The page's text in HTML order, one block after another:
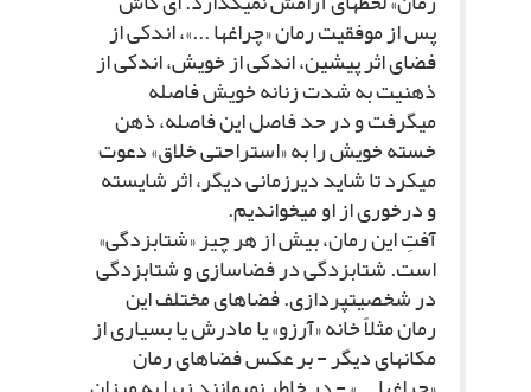
پس از موفقیت رمان «چراغ‏ها ...»، اندکى از
فضاى اثر پیشین، اندکى از خویش، اندکى از
ذهنیت به شدت زنانه خویش فاصله
مى‏گرفت و در حد فاصل این فاصله، ذهن
خسته خویش را به «استراحتى خلاق» دعوت
مى‏کرد تا شاید دیرزمانى دیگر، اثر شایسته
و درخورى از او مى‏خواندیم.
آفتِ این رمان، بیش از هر چیز «شتابزدگى»
است. شتابزدگى در فضاسازى و شتابزدگى
در شخصیت‏پردازى. فضاهاى مختلف این
رمان مثلاً خانه «آرزو» یا مادرش یا بسیارى از
مکان‏هاى دیگر - بر عکس فضاهاى رمان